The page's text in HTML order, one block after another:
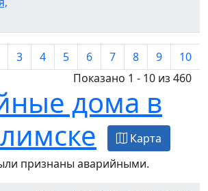
3 4 5 6 7 8 9
10
Показано 1 - 10 из 460
дома в
Карта
признаны аварийными.